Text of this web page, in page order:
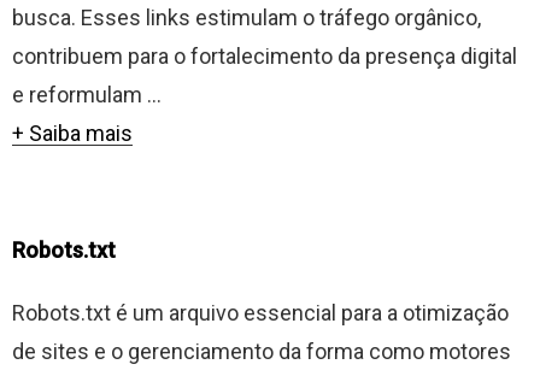
busca. Esses links estimulam o tráfego orgânico,
contribuem para o fortalecimento da presença digital
e reformulam ...
+ Saiba mais
Robots.txt
Robots.txt é um arquivo essencial para a otimização
de sites e o gerenciamento da forma como motores